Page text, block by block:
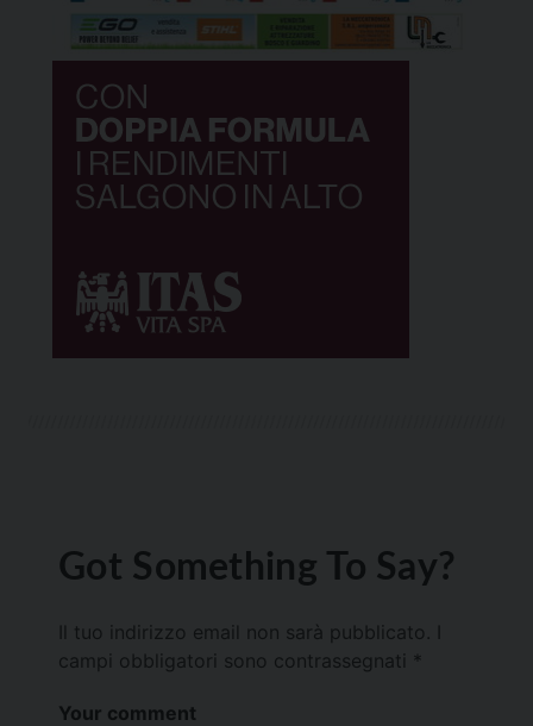
Got Something To Say?
Il tuo indirizzo email non sarà pubblicato.
campi obbligatori sono contrassegnati *
Your comment